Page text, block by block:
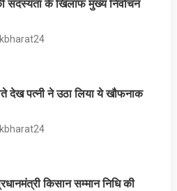
सदस्‍यता के खिलाफ मुख्य निर्वाचन
पत्नी ने उठा लिया ये खौफनाक
किसान सम्मान निधि की